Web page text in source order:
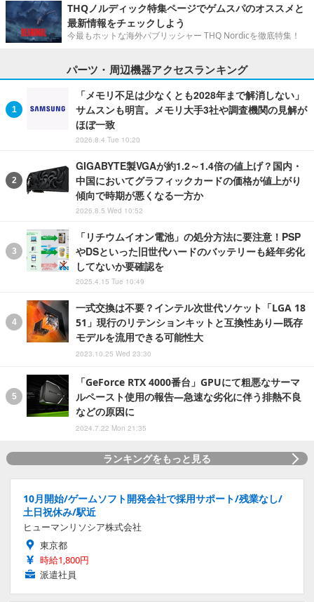
THQノルディック特集ページでゲムスパのオススメと
最新情報をチェックしよう
今最もホットな海外パブリッシャー THQ Nordicを徹底特集！
パーツ・周辺機器アクセスランキング
「メモリ不足は少なくとも2028年まで解消しない」
サムスンも明言。メモリ大手3社や調査機関の見解が
ほぼ一致
2026.8.4 Tue 10:20
GIGABYTE製VGAが約1.2～1.4倍の値上げ？国内・
中国においてグラフィックカードの価格が値上がり
傾向で時期が悪くなる一方か
2026.8.5 Wed 10:52
「リチウムイオン電池」の処分方法に要注意！PSP
やDSといった旧世代ハードのバッテリーも経年劣化
してないか要確認を
2025.4.15 Tue 10:49
一式交換は不要？インテル次世代ソケット「LGA 18
51」現行のリテンションキットと互換性あり―既存
モデルを流用できる可能性大
2023.10.25 Wed 23:30
「GeForce RTX 4000番台」GPUにて粗悪なサーマ
ルペースト使用の報告―急速な劣化に伴う排熱不良
などの原因に
2024.7.22 Mon 21:35
ランキングをもっと見る
10月開始/ゲームソフト開発会社で採用サポート/残業なし/
土日祝休み/駅近
ヒューマンリソシア株式会社
東京都
時給1,800円
派遣社員